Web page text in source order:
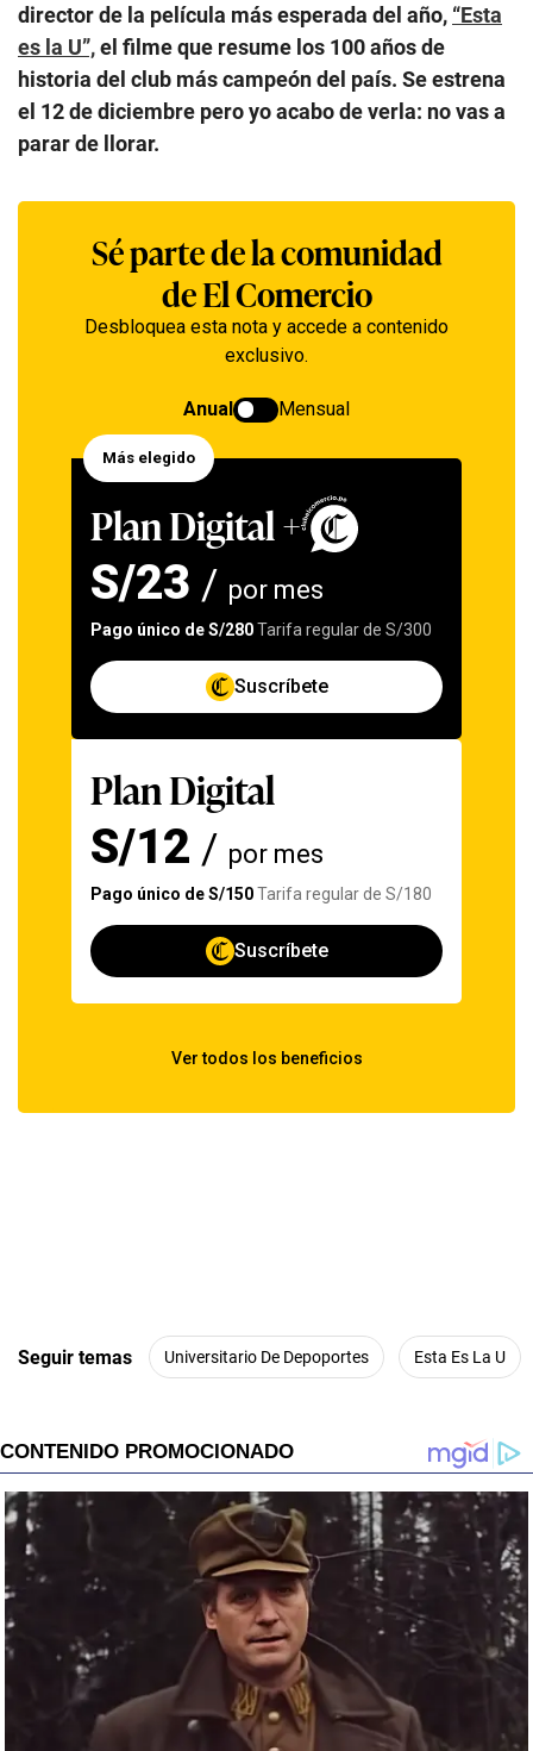
director de la película más esperada del año, “Esta
es la U”,el filme que resume los 100 años de
historia del club más campeón del país. Se estrena
el 12 de diciembre pero yo acabo de verla: no vas a
parar de llorar.
Seguir temas Universitario De Depoportes Esta Es La U